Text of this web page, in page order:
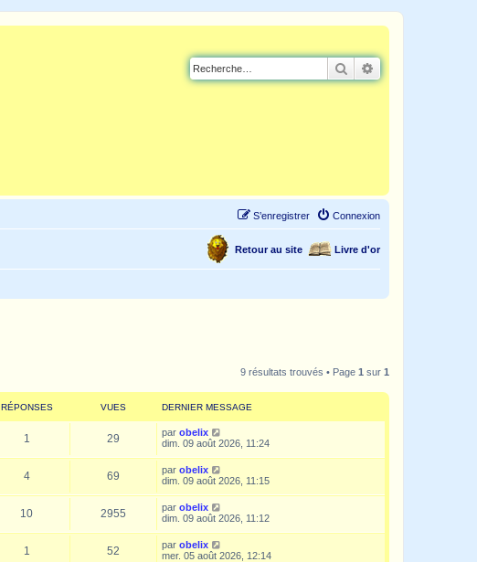
Rechercher
Connexion
S’enregistrer
Livre d'or
Retour au site
9 résultats trouvés • Page 1 sur 1
RÉPONSES VUES DERNIER MESSAGE
1 29 par obelix
dim. 09 août 2026, 11:24
4 69 par obelix
dim. 09 août 2026, 11:15
10 2955 par obelix
dim. 09 août 2026, 11:12
1 52 par obelix
mer. 05 août 2026, 12:14